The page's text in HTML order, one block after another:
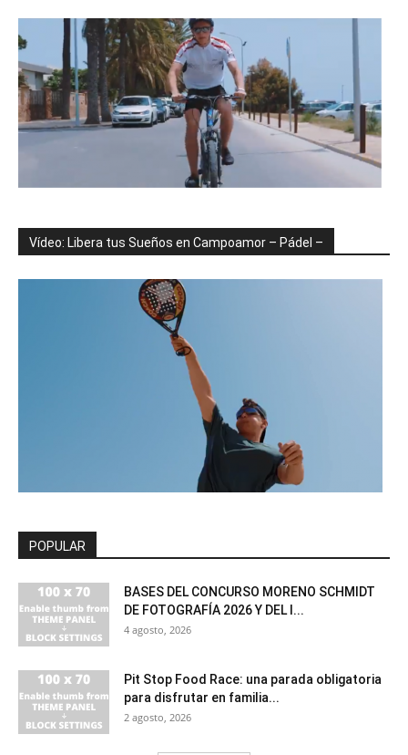
Vídeo: Libera tus Sueños en Campoamor – Pádel –
POPULAR
BASES DEL CONCURSO MORENO SCHMIDT
DE FOTOGRAFÍA 2026 Y DEL I...
4 agosto, 2026
Pit Stop Food Race: una parada obligatoria
para disfrutar en familia...
2 agosto, 2026